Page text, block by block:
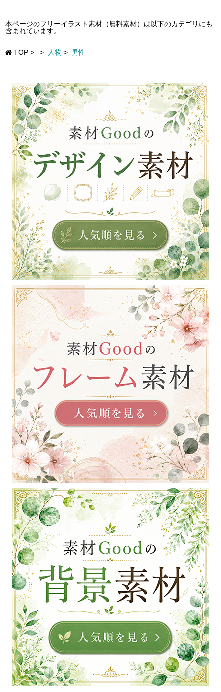
本ページのフリーイラスト素材（無料素材）は以下のカテゴリにも
含まれています。
TOP > > 人物 > 男性